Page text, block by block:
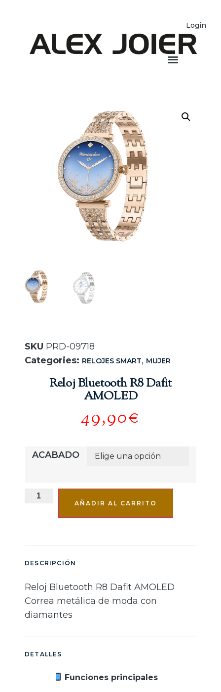
Login
SKU PRD-09718
Categories: RELOJES SMART, MUJER
Reloj Bluetooth R8 Dafit
AMOLED
49,90€
ACABADO
AÑADIR AL CARRITO
DESCRIPCIÓN
Reloj Bluetooth R8 Dafit AMOLED
Correa metálica de moda con
diamantes
DETALLES
Funciones principales